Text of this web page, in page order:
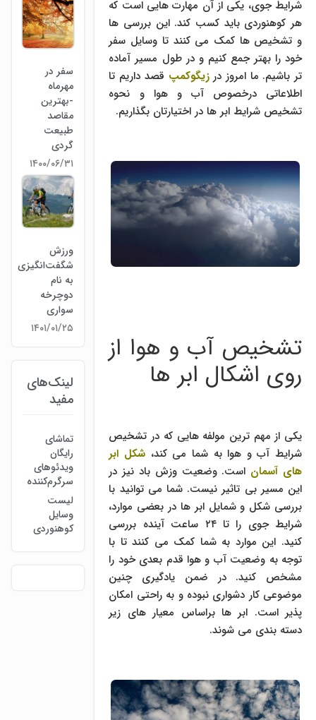
شرایط جوی، یکی از آن مهارت هایی است که
هر کوهنوردی باید کسب کند. این بررسی ها
و تشخیص ها کمک می کنند تا وسایل سفر
خود را بهتر جمع کنیم و در طول مسیر آماده
تر باشیم. ما امروز درزیگوکمپ قصد داریم تا
اطلاعاتی درخصوص آب و هوا و نحوه
تشخیص شرایط ابر ها در اختیارتان بگذاریم.
تشخیص آب و هوا از
روی اشکال ابر ها
یکی از مهم ترین مولفه هایی که در تشخیص
شرایط آب و هوا به شما می کند، شکل ابر
های آسمان است. وضعیت وزش باد نیز در
این مسیر بی تاثیر نیست. شما می توانید با
بررسی شکل و شمایل ابر ها در بعضی موارد،
شرایط جوی را تا ۲۴ ساعت آینده بررسی
کنید. این موارد به شما کمک می کنند تا با
توجه به وضعیت آب و هوا قدم بعدی خود را
مشخص کنید. در ضمن یادگیری چنین
موضوعی کار دشواری نبوده و به راحتی امکان
پذیر است. ابر ها براساس معیار های زیر
دسته بندی می شوند.
سفر در
مهرماه
-بهترین
مقاصد
طبیعت
گردی
۱۴۰۰/۰۶/۳۱
ورزش
شگفت‌انگیزی
به نام
دوچرخه
سواری
۱۴۰۱/۰۱/۲۵
لینک‌های
مفید
تماشای
رایگان
ویدئوهای
سرگرم‌کننده
لیست
وسایل
کوهنوردی